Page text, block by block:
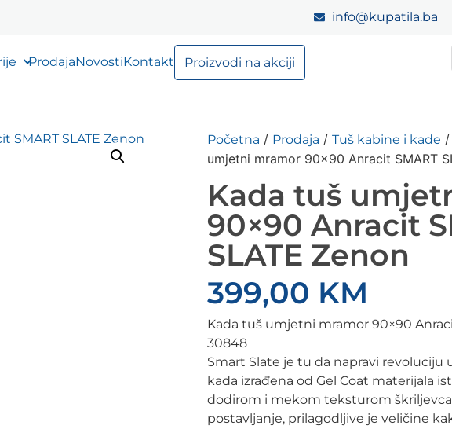
info@kupatila.ba
ProdajaNovostiKontakt Proizvodi na akciji
Početna / Prodaja / Tuš kabine i kade /
umjetni mramor 90×90 Anracit SMART
Kada tuš
90×90 Anracit
SLATE Zenon
399,00 KM
Kada tuš umjetni mramor 90×90
30848
Smart Slate je tu da napravi revoluciju
kada izrađena od Gel Coat materijala
dodirom i mekom teksturom
postavljanje, prilagodljive je veličine